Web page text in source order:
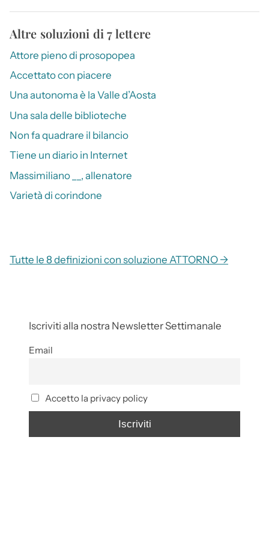
Altre soluzioni di 7 lettere
Attore pieno di prosopopea
Accettato con piacere
Una autonoma è la Valle d’Aosta
Una sala delle biblioteche
Non fa quadrare il bilancio
Tiene un diario in Internet
Massimiliano __, allenatore
Varietà di corindone
Tutte le 8 definizioni con soluzione ATTORNO →
Iscriviti alla nostra Newsletter Settimanale
Email
Accetto la privacy policy